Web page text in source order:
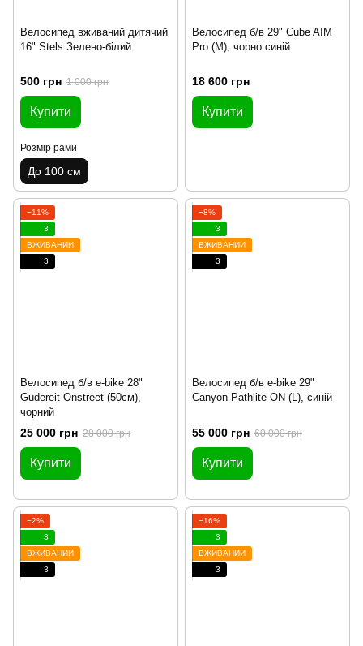
Велосипед вживаний дитячий
16" Stels Зелено-білий
500 грн 1 000 грн
Купити
Розмір рами
До 100 см
Велосипед б/в 29" Cube AIM
Pro (M), чорно синій
18 600 грн
Купити
−11%
3
ВЖИВАНИЙ
3
Велосипед б/в e-bike 28"
Gudereit Onstreet (50см),
чорний
25 000 грн 28 000 грн
Купити
−8%
3
ВЖИВАНИЙ
3
Велосипед б/в e-bike 29"
Canyon Pathlite ON (L), синій
55 000 грн 60 000 грн
Купити
−2%
3
ВЖИВАНИЙ
3
−16%
3
ВЖИВАНИЙ
3